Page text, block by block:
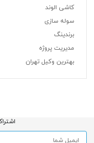
کاشی الوند
سوله سازی
برندینگ
مدیریت پروژه
بهترین وکیل تهران